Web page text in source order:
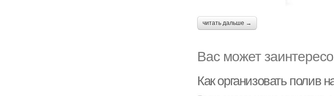
читать дальше →
Вас может
Как организовать полив